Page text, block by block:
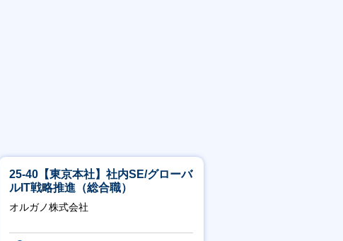
25-40【東京本社】社内SE/グローバ
ルIT戦略推進（総合職）
オルガノ株式会社